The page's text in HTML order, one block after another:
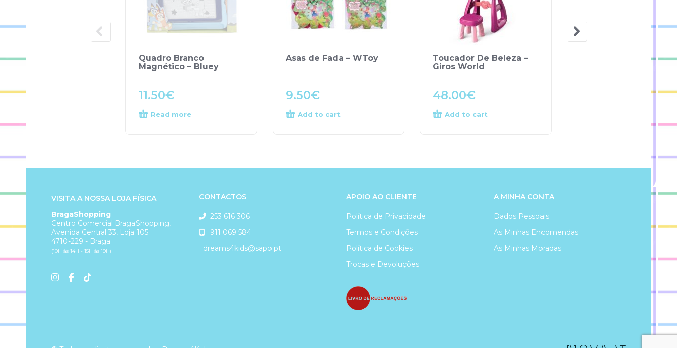
Quadro Branco
Magnético – Bluey
11.50€
Read more
Asas de Fada – WToy
9.50€
Add to cart
Toucador De Beleza –
Giros World
48.00€
Add to cart
VISITA A NOSSA LOJA FÍSICA
BragaShopping
Centro Comercial BragaShopping,
Avenida Central 33, Loja 105
4710-229 - Braga
(10H às 14H - 15H às 19H)
CONTACTOS
253 616 306
911 069 584
dreams4kids@sapo.pt
APOIO AO CLIENTE
Política de Privacidade
Termos e Condições
Política de Cookies
Trocas e Devoluções
A MINHA CONTA
Dados Pessoais
As Minhas Encomendas
As Minhas Moradas